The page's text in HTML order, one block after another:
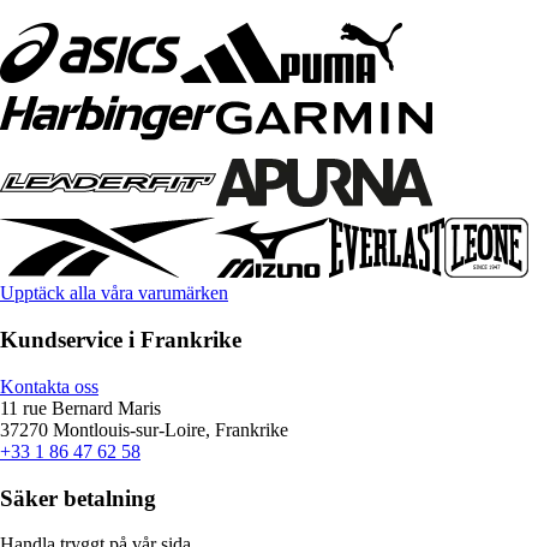
Upptäck alla våra varumärken
Kundservice i Frankrike
Kontakta oss
11 rue Bernard Maris
37270 Montlouis-sur-Loire, Frankrike
+33 1 86 47 62 58
Säker betalning